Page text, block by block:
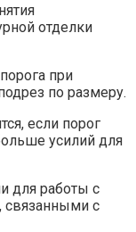
отделки
при
по размеру.​
если порог
усилий для
для работы с
связанными с